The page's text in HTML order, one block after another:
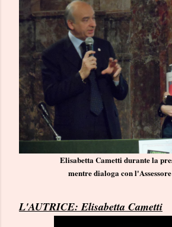
Elisabetta Cametti durante la
mentre dialoga con
L'AUTRICE: Elisabetta Cametti